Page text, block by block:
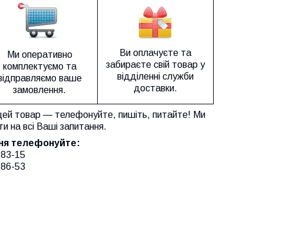
Ми оперативно
комплектуємо та
ваше
замовлення.
Ви оплачуєте та
забираєте свій товар у
відділенні служби
доставки.
товар — телефонуйте, пишіть, питайте! Ми
на всі Ваші запитання.
телефонуйте:
15
53